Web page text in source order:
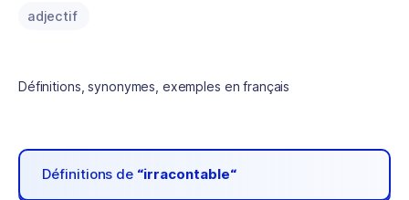
adjectif
Définitions, synonymes, exemples en français
Définitions de “irracontable“